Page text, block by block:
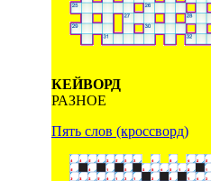
КЕЙВОРД
РАЗНОЕ
Пять слов (кроссворд)